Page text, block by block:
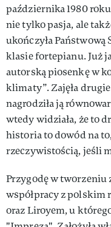
października 1980
nie tylko pasja, ale
ukończyła Państwową
klasie fortepianu. Już
autorską piosenkę w
klimaty”. Zajęła
nagrodziła ją
wtedy widziała, że to
historia to dowód na
rzeczywistością, jeśli
Przygodę w tworzeniu
współpracy z polskim
oraz Liroyem, u